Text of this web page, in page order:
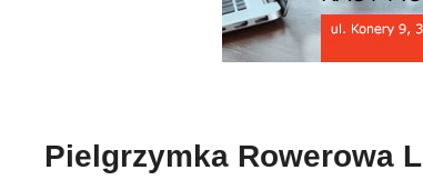
Pielgrzymka Rowerowa